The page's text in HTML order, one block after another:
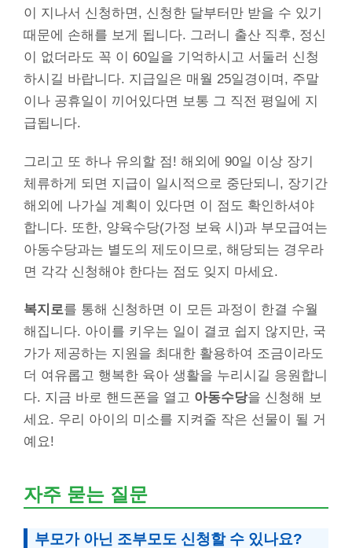
이 지나서 신청하면, 신청한 달부터만 받을 수 있기
때문에 손해를 보게 됩니다. 그러니 출산 직후, 정신
이 없더라도 꼭 이 60일을 기억하시고 서둘러 신청
하시길 바랍니다. 지급일은 매월 25일경이며, 주말
이나 공휴일이 끼어있다면 보통 그 직전 평일에 지
급됩니다.
그리고 또 하나 유의할 점! 해외에 90일 이상 장기
체류하게 되면 지급이 일시적으로 중단되니, 장기간
해외에 나가실 계획이 있다면 이 점도 확인하셔야
합니다. 또한, 양육수당(가정 보육 시)과 부모급여는
아동수당과는 별도의 제도이므로, 해당되는 경우라
면 각각 신청해야 한다는 점도 잊지 마세요.
복지로를 통해 신청하면 이 모든 과정이 한결 수월
해집니다. 아이를 키우는 일이 결코 쉽지 않지만, 국
가가 제공하는 지원을 최대한 활용하여 조금이라도
더 여유롭고 행복한 육아 생활을 누리시길 응원합니
다. 지금 바로 핸드폰을 열고 아동수당을 신청해 보
세요. 우리 아이의 미소를 지켜줄 작은 선물이 될 거
예요!
자주 묻는 질문
부모가 아닌 조부모도 신청할 수 있나요?